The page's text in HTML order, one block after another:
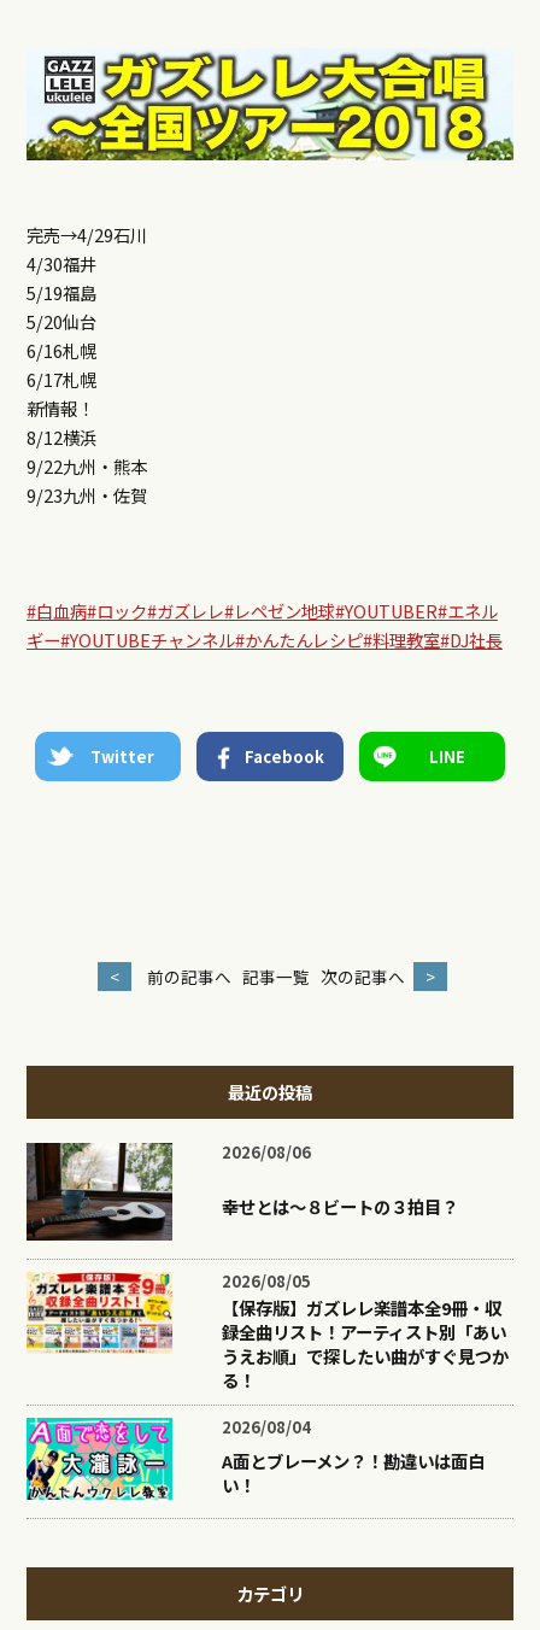
完売→4/29石川
4/30福井
5/19福島
5/20仙台
6/16札幌
6/17札幌
新情報！
8/12横浜
9/22九州・熊本
9/23九州・佐賀
#白血病#ロック#ガズレレ#レペゼン地球#YOUTUBER#エネル
ギー#YOUTUBEチャンネル#かんたんレシピ#料理教室#DJ社長
Twitter Facebook LINE
< 前の記事へ 記事一覧 次の記事へ >
最近の投稿
2026/08/06
幸せとは〜８ビートの３拍目？
2026/08/05
【保存版】ガズレレ楽譜本全9冊・収
録全曲リスト！アーティスト別「あい
うえお順」で探したい曲がすぐ見つか
る！
2026/08/04
A面とブレーメン？！勘違いは面白
い！
カテゴリ